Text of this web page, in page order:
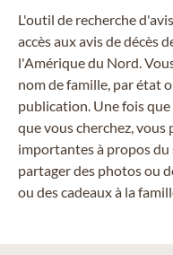
L'outil de recherche
accès aux avis de décès
l'Amérique du Nord.
nom de famille, par état
publication. Une fois
que vous cherchez,
importantes à propos du
partager des photos ou
ou des cadeaux à la